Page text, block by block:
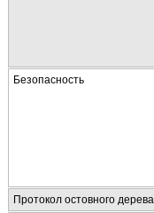
Безопасность
Протокол остовного дерева